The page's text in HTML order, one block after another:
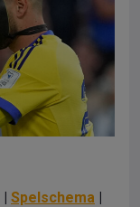
| Spelschema |